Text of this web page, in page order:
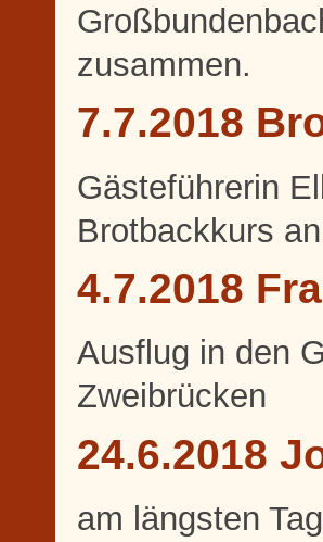
zusammen.
7.7.2018
Gästeführerin
Brotbackkurs
4.7.2018
Ausflug in den
Zweibrücken
24.6.2018
am längsten